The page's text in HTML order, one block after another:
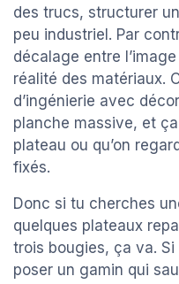
des trucs, structurer
peu industriel. Par
décalage entre
réalité des matériaux.
d’ingénierie avec
planche massive, et
plateau ou qu’on
fixés.
Donc si tu cherches
quelques plateaux
trois bougies, ça va.
poser un gamin qui